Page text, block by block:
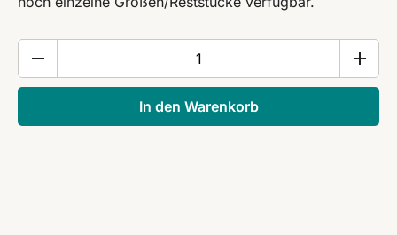
Frauen
In den Warenkorb